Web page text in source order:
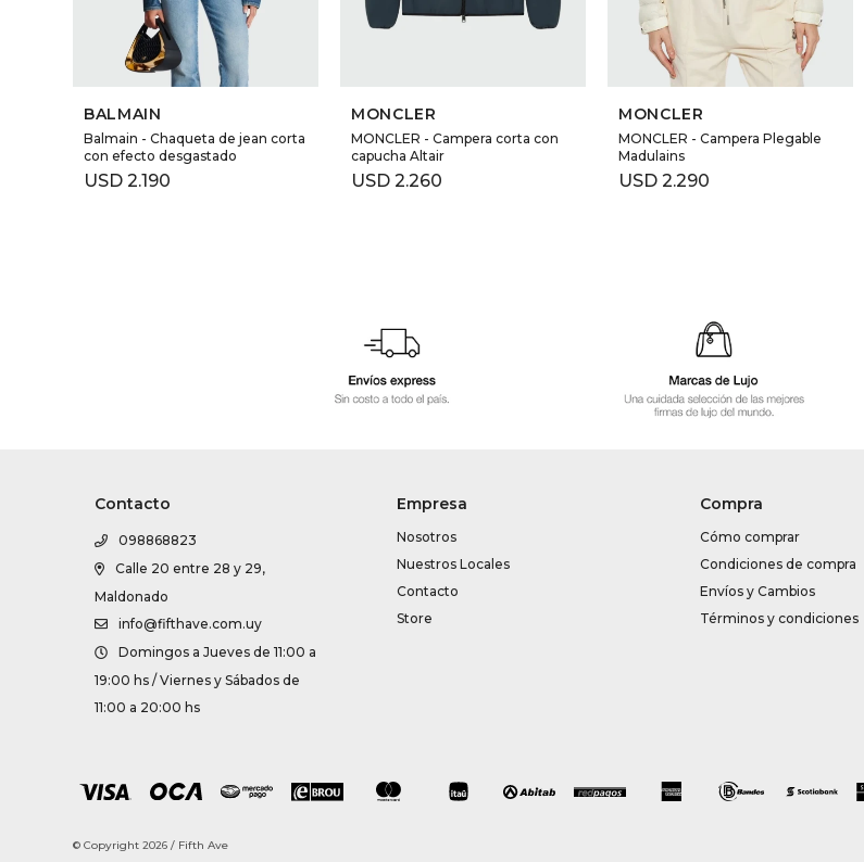
BALMAIN
Balmain - Chaqueta de jean corta
con efecto desgastado
USD 2.190
MONCLER
MONCLER - Campera corta con
capucha Altair
USD 2.260
MONCLER
MONCLER - Campera Plegable
Madulains
USD 2.290
Contacto
098868823
Calle 20 entre 28 y 29,
Maldonado
info@fifthave.com.uy
Domingos a Jueves de 11:00 a
19:00 hs / Viernes y Sábados de
11:00 a 20:00 hs
Empresa
Nosotros
Nuestros Locales
Contacto
Store
Compra
Cómo comprar
Condiciones de compra
Envíos y Cambios
Términos y condiciones
© Copyright 2026 / Fifth Ave